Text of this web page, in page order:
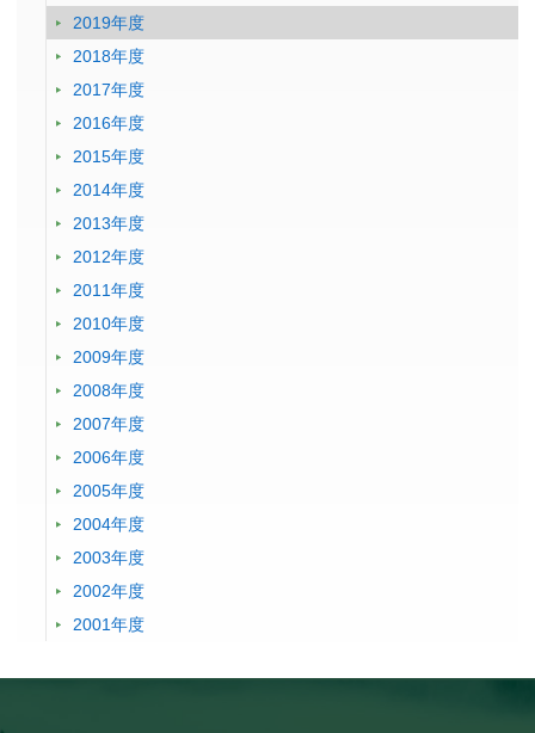
2019年度
2018年度
2017年度
2016年度
2015年度
2014年度
2013年度
2012年度
2011年度
2010年度
2009年度
2008年度
2007年度
2006年度
2005年度
2004年度
2003年度
2002年度
2001年度